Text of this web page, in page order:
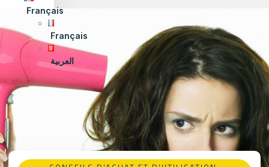
Français
Français
العربية